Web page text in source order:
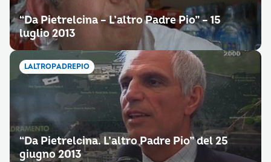
“Da Pietrelcina – L’altro Padre Pio” – 15
luglio 2013
LALTROPADREPIO
“Da Pietrelcina. L’altro Padre Pio” del 25
giugno 2013